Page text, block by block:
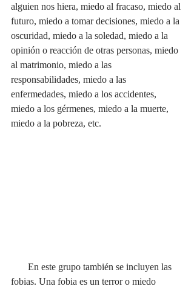
alguien nos hiera, miedo al fracaso, miedo al
futuro, miedo a tomar decisiones, miedo a la
oscuridad, miedo a la soledad, miedo a la
opinión o reacción de otras personas, miedo
al matrimonio, miedo a las
responsabilidades, miedo a las
enfermedades, miedo a los accidentes,
miedo a los gérmenes, miedo a la muerte,
miedo a la pobreza, etc.
fobias. Una fobia es un terror o miedo